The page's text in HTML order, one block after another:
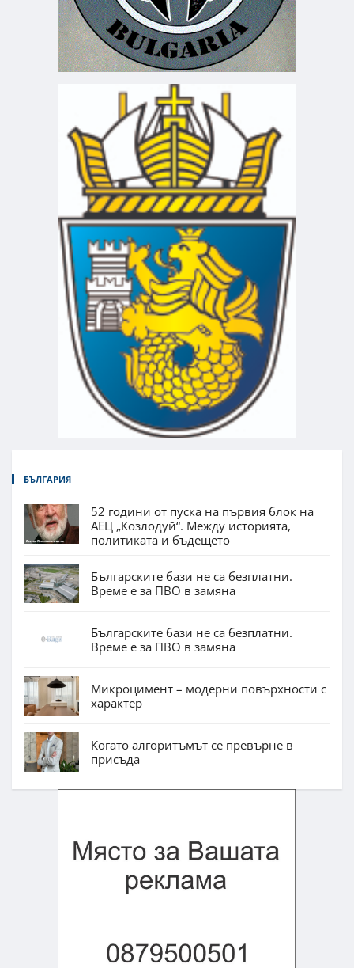
БЪЛГАРИЯ
52 години от пуска на първия блок на
АЕЦ „Козлодуй“. Между историята,
политиката и бъдещето
Българските бази не са безплатни.
Време е за ПВО в замяна
Българските бази не са безплатни.
Време е за ПВО в замяна
Микроцимент – модерни повърхности с
характер
Когато алгоритъмът се превърне в
присъда